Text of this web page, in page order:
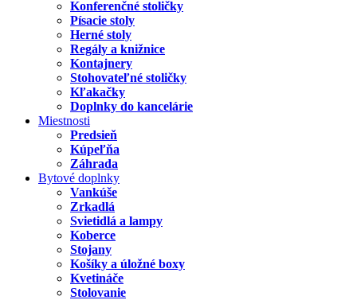
Konferenčné stoličky
Písacie stoly
Herné stoly
Regály a knižnice
Kontajnery
Stohovateľné stoličky
Kľakačky
Doplnky do kancelárie
Miestnosti
Predsieň
Kúpeľňa
Záhrada
Bytové doplnky
Vankúše
Zrkadlá
Svietidlá a lampy
Koberce
Stojany
Košíky a úložné boxy
Kvetináče
Stolovanie